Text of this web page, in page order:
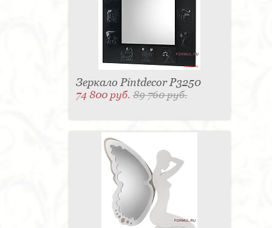
Зеркало Pintdecor P3250
74 800 руб.89 760 руб.